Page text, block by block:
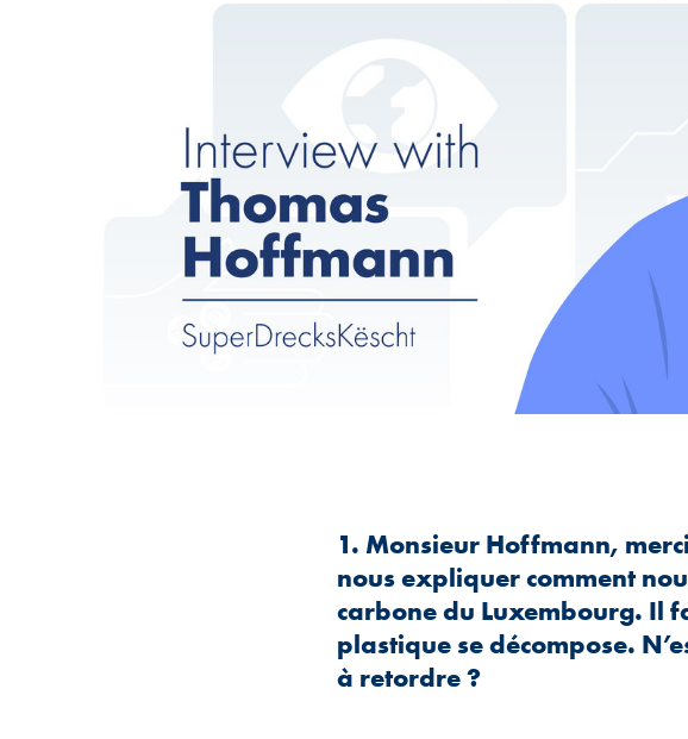
1. Monsieur Hoffmann,
nous expliquer comment
carbone du Luxembourg. Il
plastique se décompose.
à retordre ?